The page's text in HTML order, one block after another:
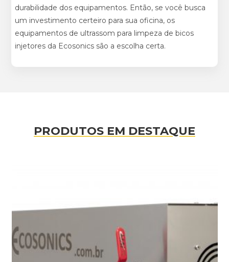
durabilidade dos equipamentos. Então, se você busca
um investimento certeiro para sua oficina, os
equipamentos de ultrassom para limpeza de bicos
injetores da Ecosonics são a escolha certa.
PRODUTOS EM DESTAQUE